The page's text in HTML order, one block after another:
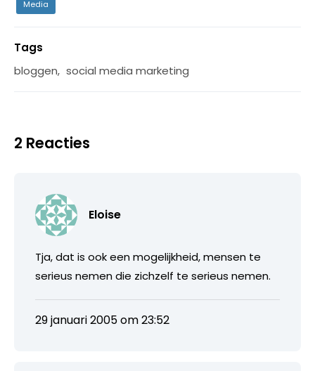
Media
Tags
bloggen, social media marketing
2 Reacties
Eloise
Tja, dat is ook een mogelijkheid, mensen te
serieus nemen die zichzelf te serieus nemen.
29 januari 2005 om 23:52